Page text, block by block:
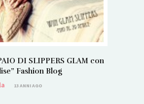
DI SLIPPERS GLAM con
Fashion Blog
13 ANNI AGO